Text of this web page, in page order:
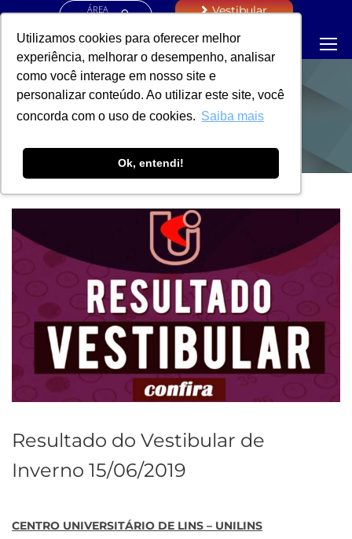
Utilizamos cookies para oferecer melhor
experiência, melhorar o desempenho, analisar
como você interage em nosso site e
personalizar conteúdo. Ao utilizar este site, você
concorda com o uso de cookies. Saiba mais
Ok, entendi!
ÁREA
Vestibular
NOTÍCIAS
Resultado do Vestibular de
Inverno 15/06/2019
CENTRO UNIVERSITÁRIO DE LINS – UNILINS